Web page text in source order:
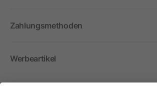
Zahlungsmethoden
Werbeartikel